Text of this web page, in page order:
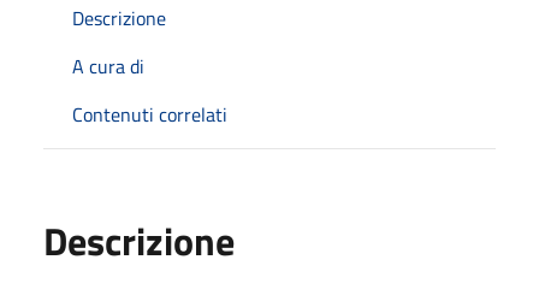
Descrizione
A cura di
Contenuti correlati
Descrizione